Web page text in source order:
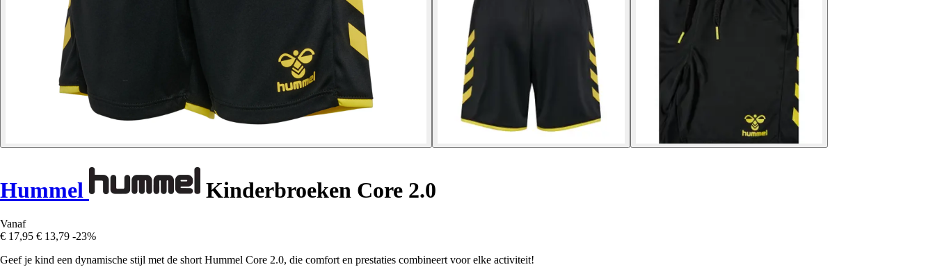
Hummel Kinderbroeken Core 2.0
Vanaf
€ 17,95 € 13,79 -23%
Geef je kind een dynamische stijl met de short Hummel Core 2.0, die comfort en prestaties combineert voor elke activiteit!